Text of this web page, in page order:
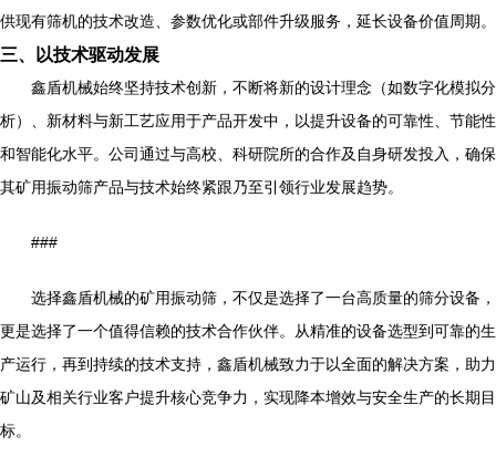
供现有筛机的技术改造、参数优化或部件升级服务，延长设备价值周期。
三、以技术驱动发展
鑫盾机械始终坚持技术创新，不断将新的设计理念（如数字化模拟分
析）、新材料与新工艺应用于产品开发中，以提升设备的可靠性、节能性
和智能化水平。公司通过与高校、科研院所的合作及自身研发投入，确保
其矿用振动筛产品与技术始终紧跟乃至引领行业发展趋势。
###
选择鑫盾机械的矿用振动筛，不仅是选择了一台高质量的筛分设备，
更是选择了一个值得信赖的技术合作伙伴。从精准的设备选型到可靠的生
产运行，再到持续的技术支持，鑫盾机械致力于以全面的解决方案，助力
矿山及相关行业客户提升核心竞争力，实现降本增效与安全生产的长期目
标。